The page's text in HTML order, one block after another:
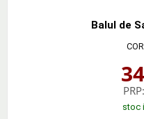
Balul de
34
PRP:
stoc